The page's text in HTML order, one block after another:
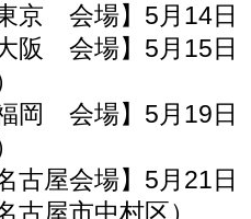
東京 会場】5月14日
大阪 会場】5月15日
福岡 会場】5月19日
名古屋会場】5月21
古屋市中村区）